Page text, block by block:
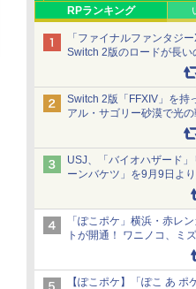
RPランキング
「ファイナルファンタジ
Switch 2版のロードが長
アップデートできるよう
Switch 2版「FFXIV」を持
アル・サゴリー砂漠で光
USJ、「バイオハザード
ーンバケツ」を9月9日よ
組み。味は恐怖を堪のう
「ぽこポケ」横浜・赤レ
トが開通！ ワニノコ、ミ
場シ
【ぽこポケ】「ぽこ あ